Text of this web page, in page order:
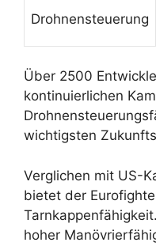
Drohnensteuerung
Über 2500
kontinuierlichen
wichtigsten
Verglichen mit US-
bietet der
hoher